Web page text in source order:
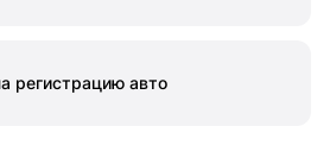
регистрацию авто